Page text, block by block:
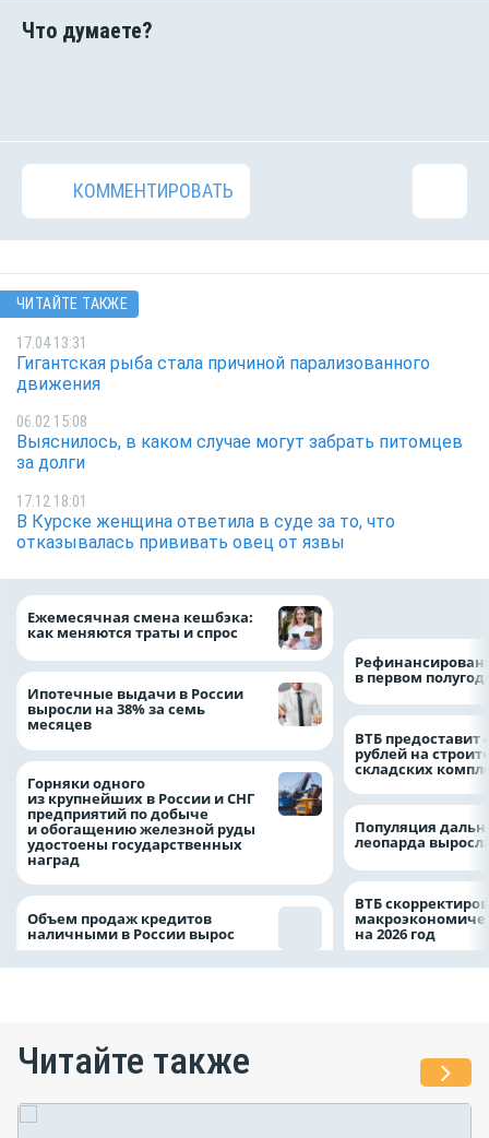
КОММЕНТИРОВАТЬ
ЧИТАЙТЕ ТАКЖЕ
17.04 13:31
Гигантская рыба стала причиной парализованного
движения
06.02 15:08
Выяснилось, в каком случае могут забрать питомцев
за долги
17.12 18:01
В Курске женщина ответила в суде за то, что
отказывалась прививать овец от язвы
Ежемесячная смена кешбэка:
как меняются траты и спрос
Ипотечные выдачи в России
выросли на 38% за семь
месяцев
Горняки одного
из крупнейших в России и СНГ
предприятий по добыче
и обогащению железной руды
удостоены государственных
наград
Объем продаж кредитов
наличными в России вырос
в первом
ВТБ предоставит
рублей на
складских
Популяция
леопарда
ВТБ
на 2026 год
Читайте также